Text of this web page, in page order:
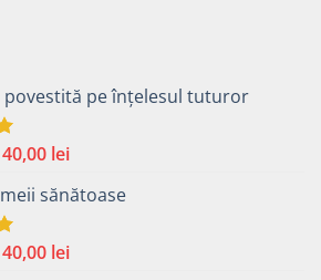
povestită pe înțelesul tuturor
Prețul
a
fost:
59,00 lei.
40,00 leiPrețul
este:
sănătoase
Prețul
40,00 leiPrețul